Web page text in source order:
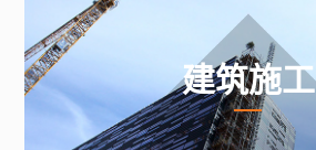
建筑施工